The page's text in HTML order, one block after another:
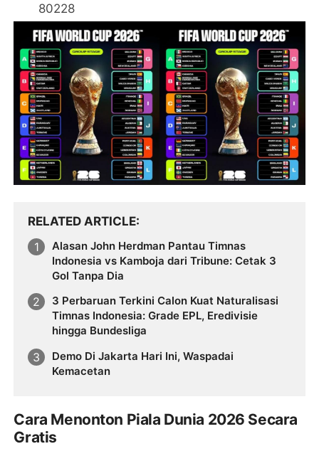
80228
RELATED ARTICLE
Alasan John Herdman Pantau Timnas
Indonesia vs Kamboja dari Tribune: Cetak 3
Gol Tanpa Dia
3 Perbaruan Terkini Calon Kuat Naturalisasi
Timnas Indonesia: Grade EPL, Eredivisie
hingga Bundesliga
Demo Di Jakarta Hari Ini, Waspadai
Kemacetan
Cara Menonton Piala Dunia 2026 Secara
Gratis